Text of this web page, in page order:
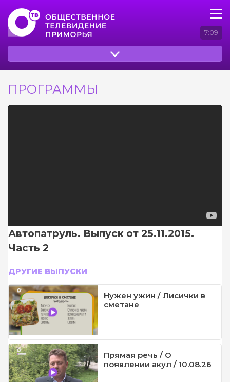
7:09
ПРОГРАММЫ
Автопатруль. Выпуск от 25.11.2015.
Часть 2
ДРУГИЕ ВЫПУСКИ
Нужен ужин / Лисички в
сметане
Прямая речь / О
появлении акул / 10.08.26